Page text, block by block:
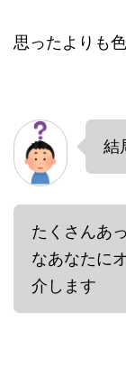
思ったよりも
結
たくさんあ
なあなたに
介します